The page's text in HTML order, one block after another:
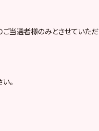
当選者様のみとさせていただ
。